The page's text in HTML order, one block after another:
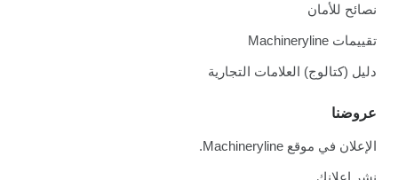
نصائح للأمان
تقييمات Machineryline
دليل (كتالوج) العلامات التجارية
عروضنا
الإعلان في موقع Machineryline.
نشر إعلانك